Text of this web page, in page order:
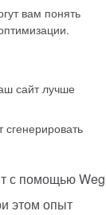
вам понять
сайт лучше
с помощью
этом опыт